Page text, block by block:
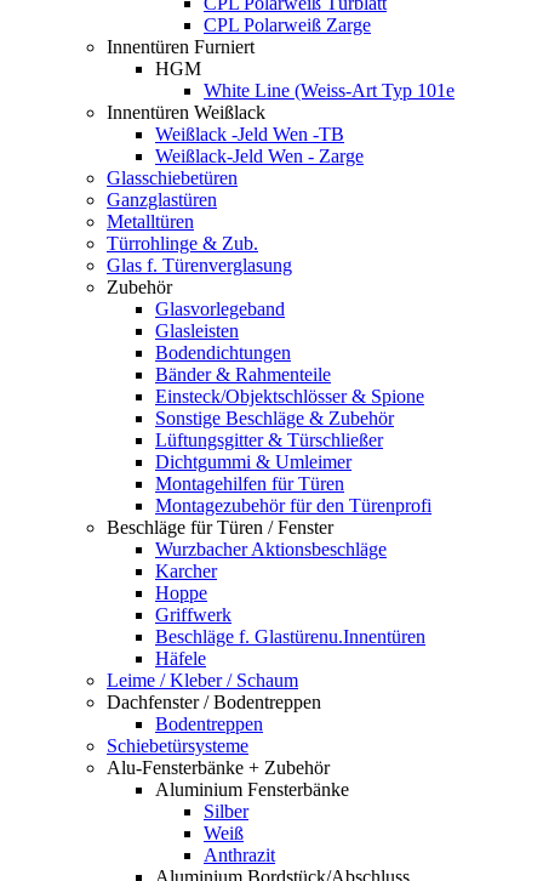
CPL Polarweiß Zarge
Innentüren Furniert
HGM
White Line (Weiss-Art Typ 101e
Innentüren Weißlack
Weißlack -Jeld Wen -TB
Weißlack-Jeld Wen - Zarge
Glasschiebetüren
Ganzglastüren
Metalltüren
Türrohlinge & Zub.
Glas f. Türenverglasung
Zubehör
Glasvorlegeband
Glasleisten
Bodendichtungen
Bänder & Rahmenteile
Einsteck/Objektschlösser & Spione
Sonstige Beschläge & Zubehör
Lüftungsgitter & Türschließer
Dichtgummi & Umleimer
Montagehilfen für Türen
Montagezubehör für den Türenprofi
Beschläge für Türen / Fenster
Wurzbacher Aktionsbeschläge
Karcher
Hoppe
Griffwerk
Beschläge f. Glastürenu.Innentüren
Häfele
Leime / Kleber / Schaum
Dachfenster / Bodentreppen
Bodentreppen
Schiebetürsysteme
Alu-Fensterbänke + Zubehör
Aluminium Fensterbänke
Silber
Weiß
Anthrazit